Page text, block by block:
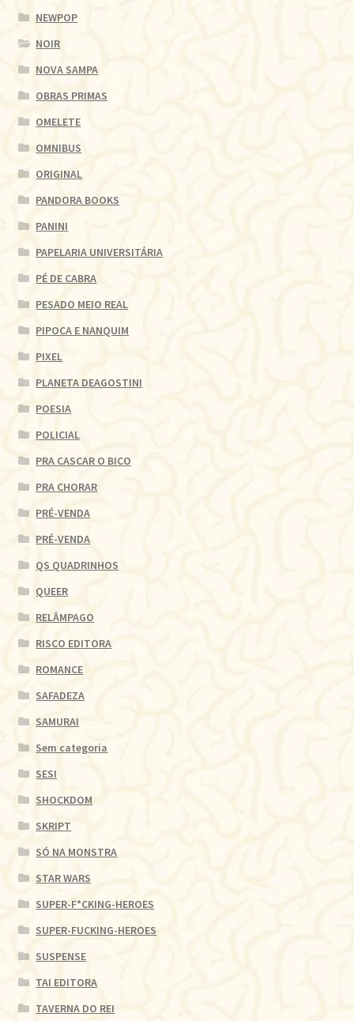
NEWPOP
NOIR
NOVA SAMPA
OBRAS PRIMAS
OMELETE
OMNIBUS
ORIGINAL
PANDORA BOOKS
PANINI
PAPELARIA UNIVERSITÁRIA
PÉ DE CABRA
PESADO MEIO REAL
PIPOCA E NANQUIM
PIXEL
PLANETA DEAGOSTINI
POESIA
POLICIAL
PRA CASCAR O BICO
PRA CHORAR
PRÉ-VENDA
PRÉ-VENDA
QS QUADRINHOS
QUEER
RELÂMPAGO
RISCO EDITORA
ROMANCE
SAFADEZA
SAMURAI
Sem categoria
SESI
SHOCKDOM
SKRIPT
SÓ NA MONSTRA
STAR WARS
SUPER-F*CKING-HEROES
SUPER-FUCKING-HEROES
SUSPENSE
TAI EDITORA
TAVERNA DO REI